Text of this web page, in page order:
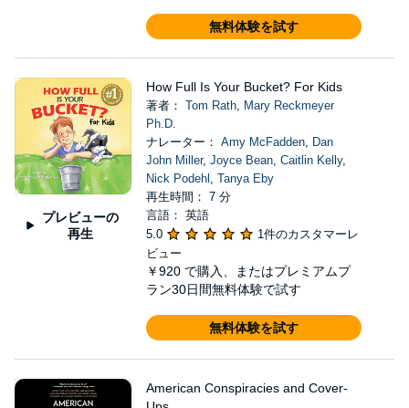
無料体験を試す
プレビューの
再生
How Full Is Your Bucket? For Kids
著者： Tom Rath, Mary Reckmeyer
Ph.D.
ナレーター： Amy McFadden, Dan
John Miller, Joyce Bean, Caitlin Kelly,
Nick Podehl , Tanya Eby
再生時間： 7 分
言語： 英語
5.0
1件のカスタマーレ
ビュー
￥920 で購入、またはプレミアムプ
ラン30日間無料体験で試す
無料体験を試す
American Conspiracies and Cover-